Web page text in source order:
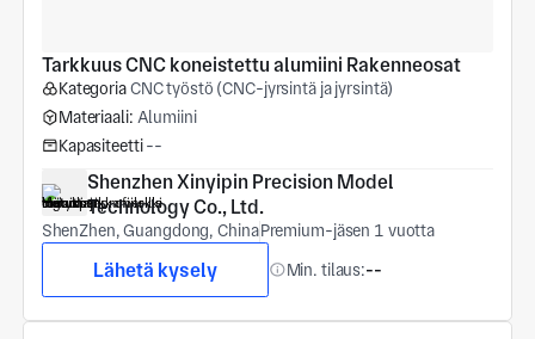
Tarkkuus CNC koneistettu alumiini Rakenneosat
KategoriaCNC työstö (CNC-jyrsintä ja jyrsintä)
Materiaali: Alumiini
Kapasiteetti --
Shenzhen Xinyipin Precision Model
Technology Co., Ltd.
ShenZhen, Guangdong, ChinaPremium-jäsen 1 vuotta
Lähetä kysely Min. tilaus:--